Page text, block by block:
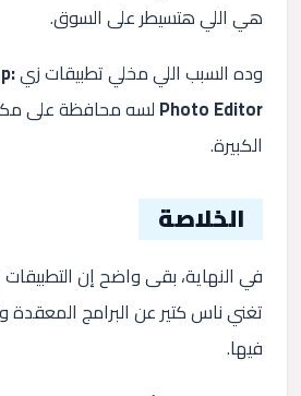
هي اللي هتسيطر على السوق.
وده السبب اللي مخلي تطبيقات زي
Photo Editor لسه محافظة على
الكبيرة.
الخلاصة
في النهاية، بقى واضح إن التطبيقات
تغني ناس كتير عن البرامج المعقدة
فيها.